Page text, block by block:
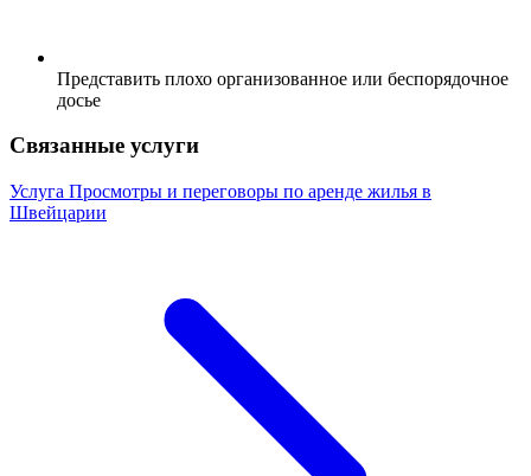
Представить плохо организованное или беспорядочное
досье
Связанные услуги
Услуга Просмотры и переговоры по аренде жилья в
Швейцарии